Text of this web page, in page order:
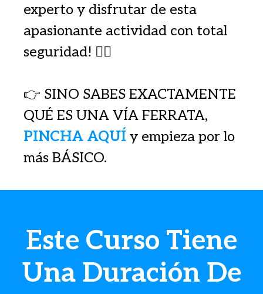
experto y disfrutar de esta
apasionante actividad con total
seguridad! 🧗‍♂️
👉 SINO SABES EXACTAMENTE
QUÉ ES UNA VÍA FERRATA,
PINCHA AQUÍ y empieza por lo
más BÁSICO.
Este Curso Tiene
Una Duración De